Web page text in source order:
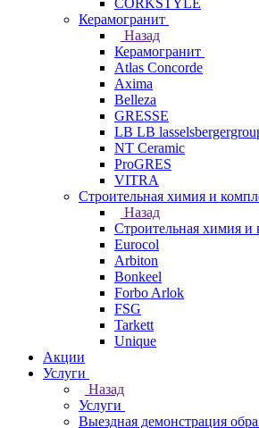
CORKSTYLE
Керамогранит
Назад
Керамогранит
Atlas Concorde
Axima
Belleza
GRESSE
LB LB
NT Ceramic
ProGRES
VITRA
Строительная химия и
Назад
Строительная химия
Eurocol
Arbiton
Bonkeel
Forbo Arlok
FSG
Tarkett
Unique
Акции
Услуги
Назад
Услуги
Выездная демонстрация